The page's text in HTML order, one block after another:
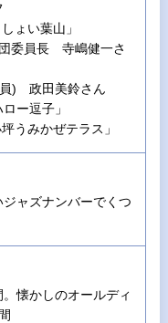
ょい葉山」
委員長 寺嶋健一さ
) 政田美鈴さん
ー逗子」
うみかぜテラス」
ャズナンバーでくつ
懐かしのオールディ